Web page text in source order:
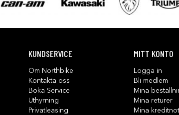
KUNDSERVICE
Om Northbike
Kontakta oss
Boka Service
Uthyrning
Privatleasing
MITT KONTO
Logga in
Bli medlem
Mina
Mina returer
Mina